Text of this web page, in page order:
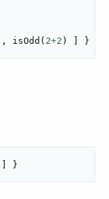
, isOdd ( 2+2 ) }
] }